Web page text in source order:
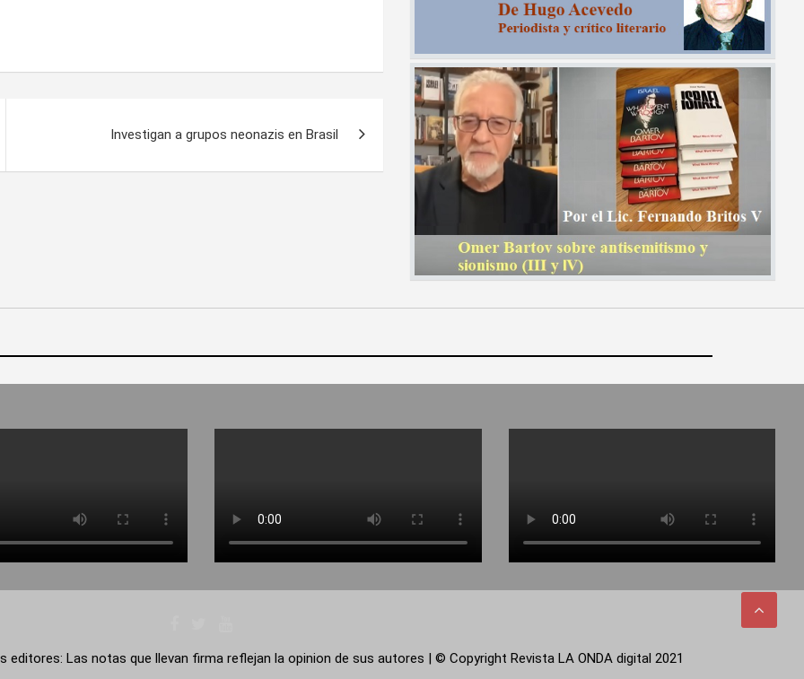
Investigan a grupos neonazis en Brasil
editores: Las notas que llevan firma reflejan la opinion de sus autores | © Copyright Revista LA ONDA digital 2021